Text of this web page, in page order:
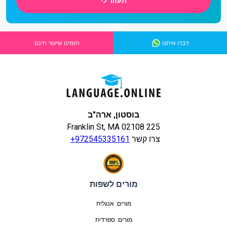
דברו איתנו הזמינו שיעור חינם
בוסטון, ארה"ב
225 Franklin St, MA 02108
צרו קשר +972545335161
מורים לשפות
מורים: אנגלית
מורים: ספרדית